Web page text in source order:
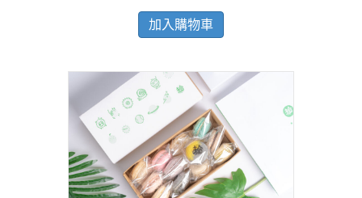
加入購物車